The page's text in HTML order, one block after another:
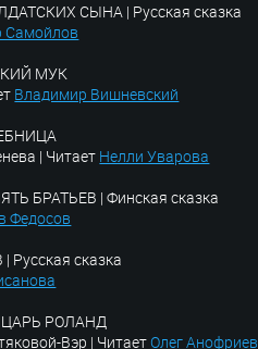
СЫНА | Русская сказка
Самойлов
МУК
Владимир Вишневский
| Читает Нелли Уварова
БРАТЬЕВ | Финская сказка
Федосов
сказка
РОЛАНД
Вэр | ЧитаетОлег Анофриев